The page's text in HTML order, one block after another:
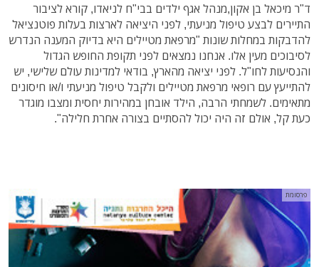
ד"ר מיכאל בן אקון,מנהל אגף ילדים בבי"ח לניאדו, קורא לציבור
התיירים לבצע טיפול מניעתי, לפני היציאה לארצות בעלות פוטנציאל
להדבקות במחלות שונות "מרפאת מטיילים היא בדיוק המענה הנדרש
לסיבוכים מעין אלו. אנחנו נמצאים לפני תקופת החופש הגדול
והנסיעות לחו"ל. לפני יציאה מהארץ, בודאי למדינות עולם שלישי, יש
להתייעץ עם רופאי מרפאת מטיילים ולקבל טיפול מניעתי ו/או חיסונים
מתאימים. לשמחתי הרבה, הילד אובחן במהירות יחסית ומצבו מוגדר
כעת קל, אולם זה היה יכול להסתיים בצורה אחרת חלילה".
פרסומת